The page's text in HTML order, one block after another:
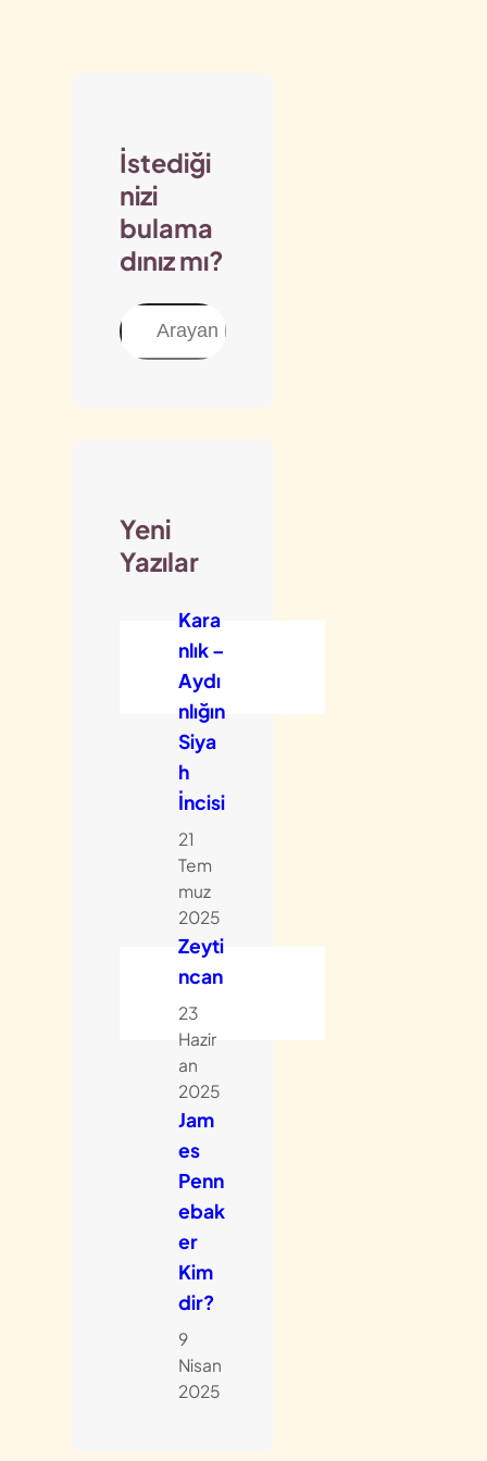
İstediği
nizi
bulama
dınız mı?
Ara
Yeni
Yazılar
Kara
nlık –
Aydı
nlığın
Siya
h
İncisi
21
Tem
muz
2025
Zeyti
ncan
23
Hazir
an
2025
Jam
es
Penn
ebak
er
Kim
dir?
9
Nisan
2025